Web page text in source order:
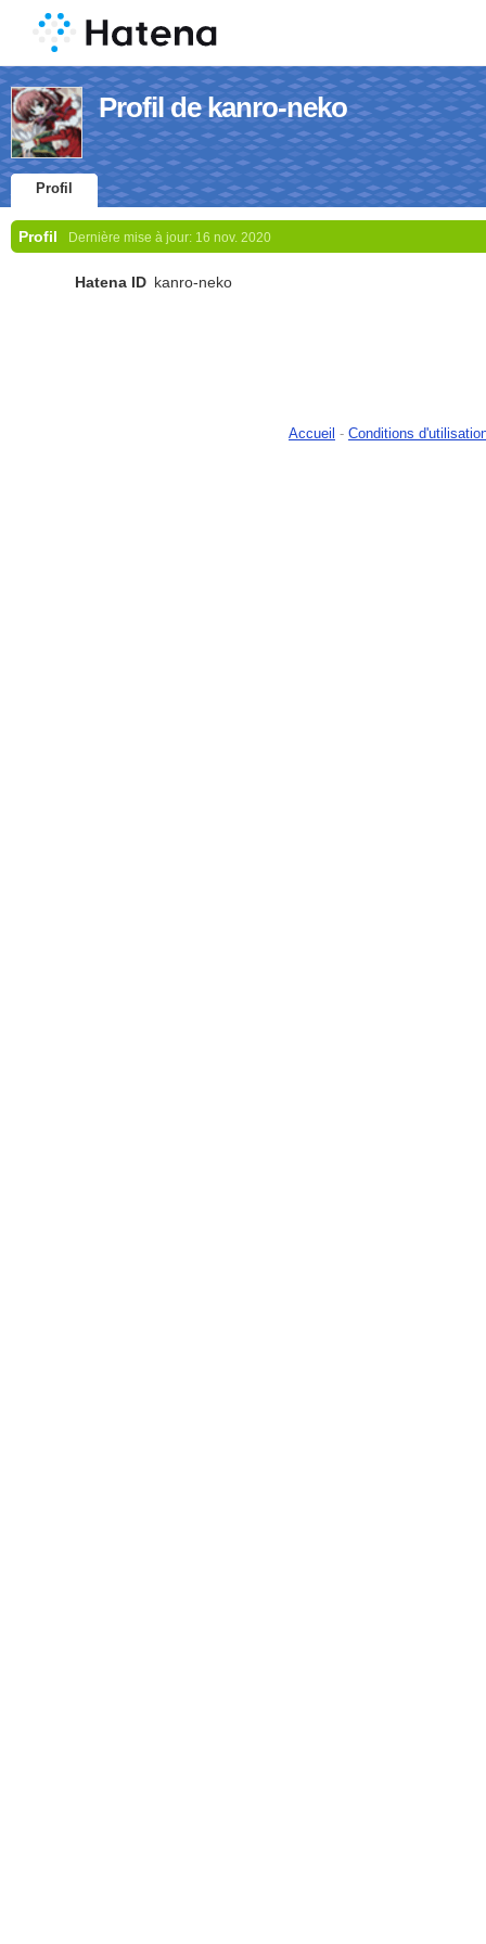
Profil de kanro-neko
Profil
Profil Dernière mise à jour: 16 nov. 2020
Hatena ID kanro-neko
Accueil - Conditions